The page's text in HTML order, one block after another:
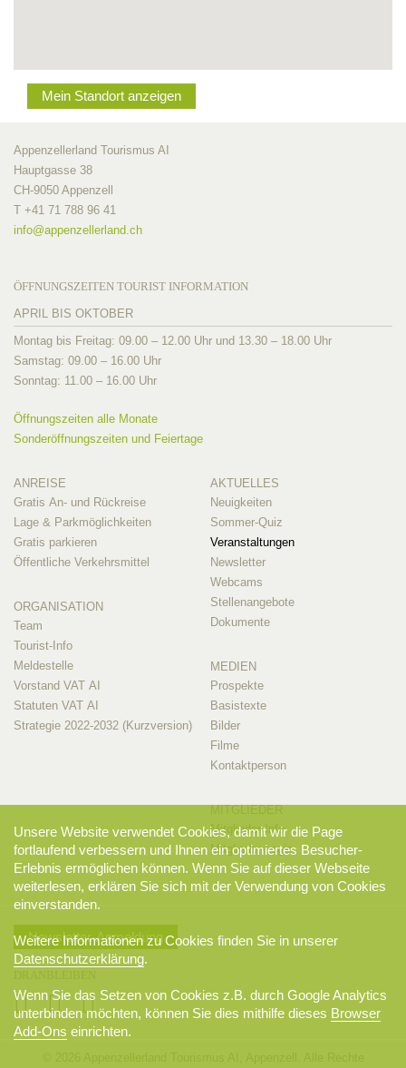
Mein Standort anzeigen
Appenzellerland Tourismus AI
Hauptgasse 38
CH-9050 Appenzell
T +41 71 788 96 41
info@appenzellerland.ch
ÖFFNUNGSZEITEN TOURIST INFORMATION
APRIL BIS OKTOBER
Montag bis Freitag: 09.00 – 12.00 Uhr und 13.30 – 18.00 Uhr
Samstag: 09.00 – 16.00 Uhr
Sonntag: 11.00 – 16.00 Uhr
Öffnungszeiten alle Monate
Sonderöffnungszeiten und Feiertage
ANREISE
Gratis An- und Rückreise
Lage & Parkmöglichkeiten
Gratis parkieren
Öffentliche Verkehrsmittel
ORGANISATION
Team
Tourist-Info
Meldestelle
Vorstand VAT AI
Statuten VAT AI
Strategie 2022-2032 (Kurzversion)
AKTUELLES
Neuigkeiten
Sommer-Quiz
Veranstaltungen
Newsletter
Webcams
Stellenangebote
Dokumente
MEDIEN
Prospekte
Basistexte
Bilder
Filme
Kontaktperson
MITGLIEDER
Mitglieder-Info
Mitglieder-Login
Newsletter-Anmeldung
Unsere Website verwendet Cookies, damit wir die Page
fortlaufend verbessern und Ihnen ein optimiertes Besucher-
Erlebnis ermöglichen können. Wenn Sie auf dieser Webseite
weiterlesen, erklären Sie sich mit der Verwendung von Cookies
einverstanden.
Weitere Informationen zu Cookies finden Sie in unserer
Datenschutzerklärung.
Wenn Sie das Setzen von Cookies z.B. durch Google Analytics
unterbinden möchten, können Sie dies mithilfe dieses Browser
Add-Ons einrichten.